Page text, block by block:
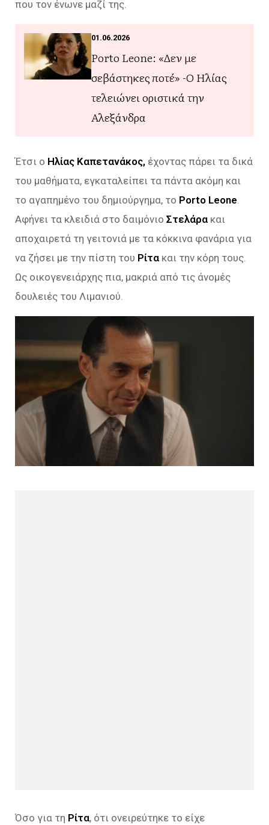
που τον ένωνε μαζί της.
01.06.2026
Porto Leone: «Δεν με
σεβάστηκες ποτέ» -Ο Ηλίας
τελειώνει οριστικά την
Αλεξάνδρα
Έτσι ο Ηλίας Καπετανάκος, έχοντας πάρει τα δικά
του μαθήματα, εγκαταλείπει τα πάντα ακόμη και
το αγαπημένο του δημιούργημα, το Porto Leone.
Aφήνει τα κλειδιά στο δαιμόνιο Στελάρα και
αποχαιρετά τη γειτονιά με τα κόκκινα φανάρια για
να ζήσει με την πίστη του Ρίτα και την κόρη τους.
Ως οικογενειάρχης πια, μακριά από τις άνομές
δουλειές του Λιμανιού.
Όσο για τη Ρίτα, ότι ονειρεύτηκε το είχε